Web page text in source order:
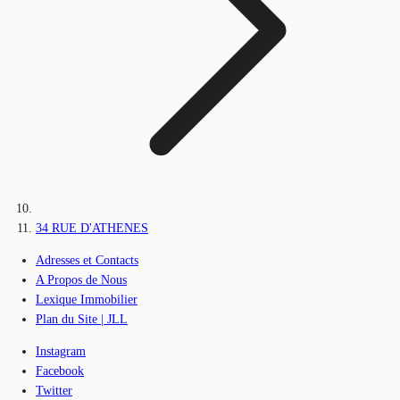
34 RUE D'ATHENES
Adresses et Contacts
A Propos de Nous
Lexique Immobilier
Plan du Site | JLL
Instagram
Facebook
Twitter